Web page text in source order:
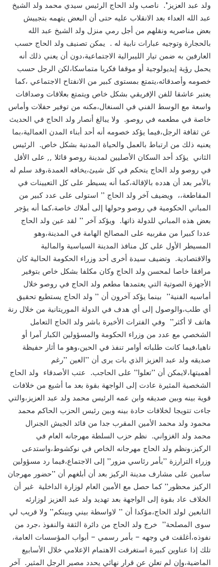
ولد عبد العزيز’’. ناصب ولد الحاج الرئيس سيدي محمد ولد الشيخ
عبد الله العداء بعد الانقلاب عليه حتى أن البعض يتهمه بتجييش
بعض مناصريه ونقلهم من أجل رمي منزل ولد الشيخ عبد الله
بالحجارة وتوجيه عبارات نابية له . يمكن تصنيف ولد الحاج حسب
العارفين به ضمن تيار الليبرالية الاجتماعية،دون أن يعني ذلك أنه
يحمل رؤية إيديولوجية أو موقفا فكريا متماسكا،لكن الرجل حسب
خصومه وأصدقائه،يتمتع بمستوى كبير من الانفتاح الاجتماعي ،كما
يعتبر عاشقا للفن الإفريقي بشكل خاص ويتمتع بعلاقات وصداقات
واسعة مع الوسط الفني في السنغال،مكنه من توفير حفلات وأماس
خاصة في مطعمه في روصو. ولا يبالغ أنصار ولد الحاج في الحديث
عن ثقافة الرجل،فيما يؤكد خصومه أنه أحد أبناء المدن العمالية،بما
يعنيه ذلك من ارتباط بالعمل والحياة المدنية بشكل خاص. الرئيس
الثاني يؤكد أحد السكان الأصليين لمدينة روصو قائلا ,, على الأقل
في روصو ولد الحاج يتحكم في كل شيئ،يخافه العمدة،وقد سلم له
بالأمر بعد أن هدده بالإقالة،كما أنه يسيطر على كل التعيينات في
المقاطعة،، ويضيف آخر ولد الحاج ’’ استولى على عدد كبير من
المباني الحكومية في روصو وحولها إلى أملاك خاصة،كما أنه يؤجر
بعض هذه المباني للدولة ذاتها. ويؤكد آخر ’’ لقد عين ولد الحاج
عددا كبيرا من مقربيه على المصالح الهامة في المدينة،وهو
المسيطر الأول على كل منافذ المدينة السياسية والمالية
والاقتصادية. وتضيف سيدة أخرى أحد وزراء الحكومة الحالية كان
مرافقا خاصا لمحسن ولد الحاج وكان مكلفا بشكل خاص بتوفير
الأجهزة الصوتية التي يعتمدها مطعم ولد الحاج في روصو خلال
أماسيه الفنية’’ بينما يؤكد آخرون أن ’’ ولد الحاج يستطيع تحقيق
أي طلب،والوصول إلى أي هدف في الدولة الموريتانية من خلال رنة
هاتف لا أكثر’’ وفي الفترات الأخيرة باشر ولد الحاج التعامل
الشخصي مع عدد من وزراء الحكومة والمسؤولين الكبار آمرا أو
ناهيا،فيما كانت طلباته أوامر تنفذ في الحين،وهو ما أثار حفيظة
صديقه ولد عبد العزيز الذي بات يرى أن ’’العين ’’رغم
أهميتها،لايمكن أن ’’تعلوا’’ على الحاجب. عتب الأصدقاء ولد الحاج
الشخصية المثيرة عادت إلى الواجهة بقوة بعد ما أشيع من خلافات
قوية بينه وبين صديقه وابن عمه الرئيس محمد ولد عبد العزيز،والتي
جاءت تتويجا لخلافات حادة بينه وبين رئيس الحزب الحاكم محمد
محمود ولد محمد الأمين المقرب جدا من قائد الجيش الجنرال
محمد ولد الغزواني. نظم حزب السلطة مهرجانه العام في
الركيز،ونظم ولد الحاج مهرجانه الخاص في نوكشوط،واستدعى
وزراء الترارزة ’’بأمر رئاسي مزور’’ إلى الاجتماع،فيما رد مسؤولين
سامين على مشارف مدينة الركيز بعد أن أبلغهم أن ’’حضور مهرجان
الركيز محظور’’ كما حصل مع الأمين العام لوزارة الداخلية غير أن
الخلاف عاد بقوة إلى الواجهة بعد تهديد ولد عبد العزيز لوزارئه
التابعين لولد الحاج،مؤكدا أن ’’ لاواسطة بيني وبينكم’’ ولا قريب لي
سوى المصلحة’’ خرج ولد الحاج من دائرة الثقة والنفوذ ،جرد من
نفوذه،أغلقت في وجهه – بأمر رسمي – أبواب المؤسسات العامة،
تلك إذا عناوين كبيرة استغرقت الاهتمام الإعلامي خلال الأسابيع
الماضية،وإن لم تعلن عن قرار نهائي يحدد مصير الرجل المثير. آخر